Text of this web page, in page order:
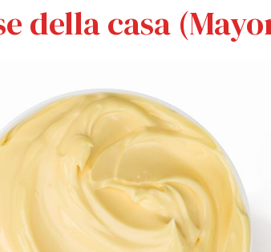
della casa